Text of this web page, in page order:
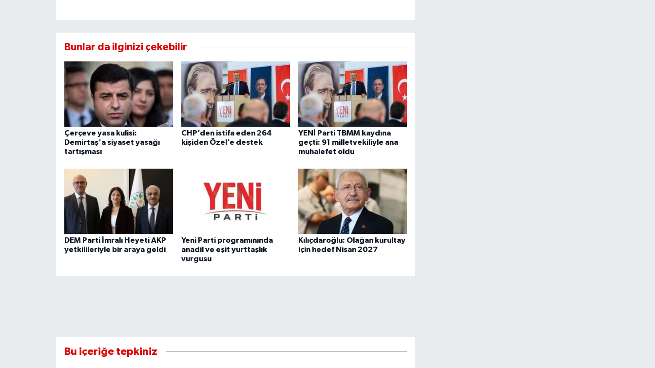
Bunlar da ilginizi çekebilir
Çerçeve yasa kulisi:
Demirtaş'a siyaset yasağı
tartışması
CHP’den istifa eden 264
kişiden Özel’e destek
YENİ Parti TBMM kaydına
geçti: 91 milletvekiliyle ana
muhalefet oldu
DEM Parti İmralı Heyeti AKP
yetkilileriyle bir araya geldi
Yeni Parti programınında
anadil ve eşit yurttaşlık
vurgusu
Kılıçdaroğlu: Olağan kurultay
için hedef Nisan 2027
Bu içeriğe tepkiniz